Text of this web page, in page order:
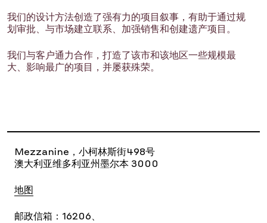
我们的设计方法创造了强有力的项目叙事，有助于通过规
划审批、与市场建立联系、加强销售和创建遗产项目。
我们与客户通力合作，打造了该市和该地区一些规模最
大、影响最广的项目，并屡获殊荣。
Mezzanine，小柯林斯街498号
澳大利亚维多利亚州墨尔本 3000
地图
邮政信箱：16206、